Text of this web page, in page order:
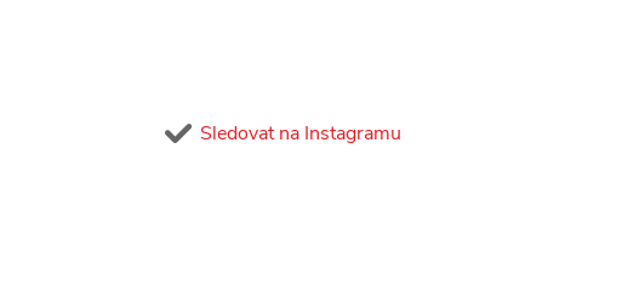
Sledovat na Instagramu